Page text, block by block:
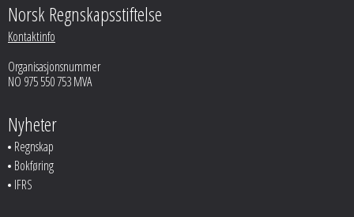
Norsk Regnskapsstiftelse
Kontaktinfo
Organisasjonsnummer
NO 975 550 753 MVA
Nyheter
Regnskap
Bokføring
IFRS